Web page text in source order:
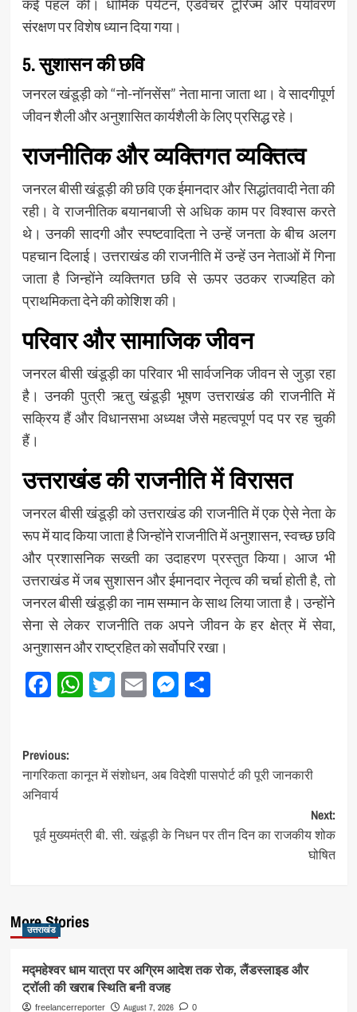
कई पहल कीं। धार्मिक पर्यटन, एडवेंचर टूरिज्म और पर्यावरण
संरक्षण पर विशेष ध्यान दिया गया।
5. सुशासन की छवि
जनरल खंडूड़ी को “नो-नॉनसेंस” नेता माना जाता था। वे सादगीपूर्ण
जीवन शैली और अनुशासित कार्यशैली के लिए प्रसिद्ध रहे।
राजनीतिक और व्यक्तिगत व्यक्तित्व
जनरल बीसी खंडूड़ी की छवि एक ईमानदार और सिद्धांतवादी नेता की
रही। वे राजनीतिक बयानबाजी से अधिक काम पर विश्वास करते
थे। उनकी सादगी और स्पष्टवादिता ने उन्हें जनता के बीच अलग
पहचान दिलाई। उत्तराखंड की राजनीति में उन्हें उन नेताओं में गिना
जाता है जिन्होंने व्यक्तिगत छवि से ऊपर उठकर राज्यहित को
प्राथमिकता देने की कोशिश की।
परिवार और सामाजिक जीवन
जनरल बीसी खंडूड़ी का परिवार भी सार्वजनिक जीवन से जुड़ा रहा
है। उनकी पुत्री ऋतु खंडूड़ी भूषण उत्तराखंड की राजनीति में
सक्रिय हैं और विधानसभा अध्यक्ष जैसे महत्वपूर्ण पद पर रह चुकी
हैं।
उत्तराखंड की राजनीति में विरासत
जनरल बीसी खंडूड़ी को उत्तराखंड की राजनीति में एक ऐसे नेता के
रूप में याद किया जाता है जिन्होंने राजनीति में अनुशासन, स्वच्छ छवि
और प्रशासनिक सख्ती का उदाहरण प्रस्तुत किया। आज भी
उत्तराखंड में जब सुशासन और ईमानदार नेतृत्व की चर्चा होती है, तो
जनरल बीसी खंडूड़ी का नाम सम्मान के साथ लिया जाता है। उन्होंने
सेना से लेकर राजनीति तक अपने जीवन के हर क्षेत्र में सेवा,
अनुशासन और राष्ट्रहित को सर्वोपरि रखा।
Facebook
WhatsApp
Twitter
EmailMessenger
Share
Post
navigation
Previous:
नागरिकता कानून में संशोधन, अब विदेशी पासपोर्ट की पूरी जानकारी
अनिवार्य
Next:
पूर्व मुख्यमंत्री बी. सी. खंडूड़ी के निधन पर तीन दिन का राजकीय शोक
घोषित
More Stories
उत्तराखंड
मद्महेश्वर धाम यात्रा पर अग्रिम आदेश तक रोक, लैंडस्लाइड और
ट्रॉली की खराब स्थिति बनी वजह
freelancerreporter August 7, 2026 0